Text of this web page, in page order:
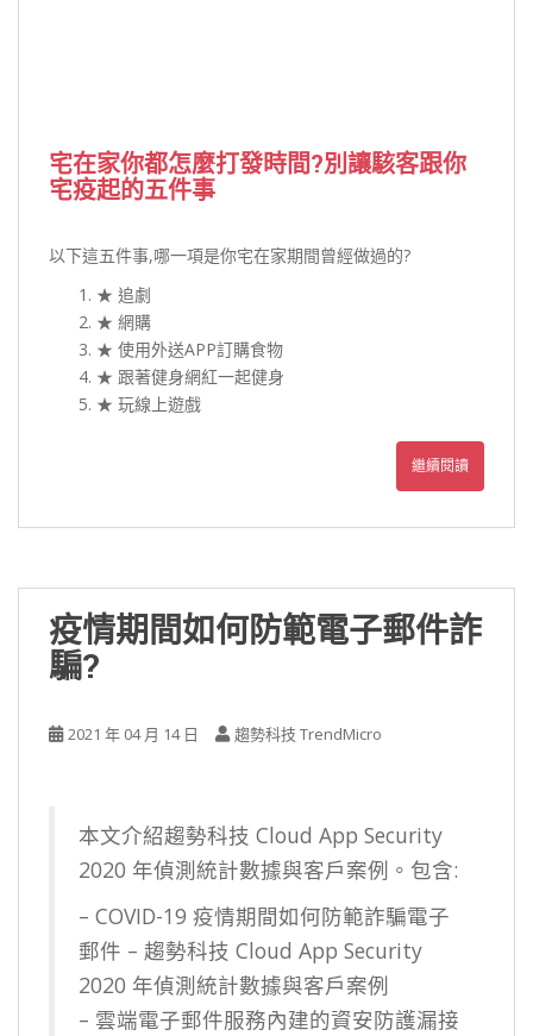
宅在家你都怎麼打發時間?別讓駭客跟你
宅疫起的五件事
以下這五件事,哪一項是你宅在家期間曾經做過的?
★ 追劇
★ 網購
★ 使用外送APP訂購食物
★ 跟著健身網紅一起健身
★ 玩線上遊戲
繼續閱讀
疫情期間如何防範電子郵件詐
騙?
2021 年 04 月 14 日 趨勢科技 TrendMicro
本文介紹趨勢科技 Cloud App Security
2020 年偵測統計數據與客戶案例。包含:
– COVID-19 疫情期間如何防範詐騙電子
郵件 – 趨勢科技 Cloud App Security
2020 年偵測統計數據與客戶案例
– 雲端電子郵件服務內建的資安防護漏接